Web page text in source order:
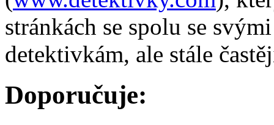
stránkách se spolu se
detektivkám, ale stále
Doporučuje: